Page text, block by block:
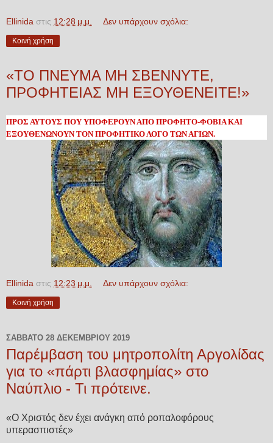
Ellinida στις 12:28 μ.μ. Δεν υπάρχουν σχόλια:
Κοινή χρήση
«ΤΟ ΠΝΕΥΜΑ ΜΗ ΣΒΕΝΝΥΤΕ,
ΠΡΟΦΗΤΕΙΑΣ ΜΗ ΕΞΟΥΘΕΝΕΙΤΕ!»
ΠΡΟΣ ΑΥΤΟΥΣ ΠΟΥ ΥΠΟΦΕΡΟΥΝ ΑΠΟ ΠΡΟΦΗΤΟ-ΦΟΒΙΑ ΚΑΙ
ΕΞΟΥΘΕΝΩΝΟΥΝ ΤΟΝ ΠΡΟΦΗΤΙΚΟ ΛΟΓΟ ΤΩΝ ΑΓΙΩΝ.
Ellinida στις 12:23 μ.μ. Δεν υπάρχουν σχόλια:
Κοινή χρήση
ΣΆΒΒΑΤΟ 28 ΔΕΚΕΜΒΡΊΟΥ 2019
Παρέμβαση του μητροπολίτη Αργολίδας
για το «πάρτι βλασφημίας» στο
Ναύπλιο - Τι πρότεινε.
«Ο Χριστός δεν έχει ανάγκη από ροπαλοφόρους
υπερασπιστές»